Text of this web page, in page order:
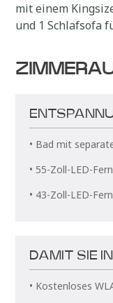
mit einem
und 1 Schlafsofa
• Bad mit
• 55-Zoll-LED-
• 43-Zoll-LED-
DAMIT SIE
• Kostenloses